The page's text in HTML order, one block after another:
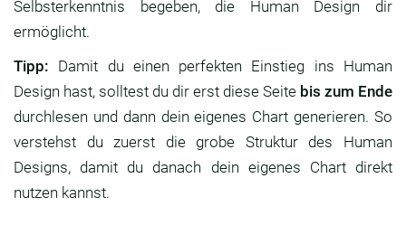
Selbsterkenntnis begeben, die Human Design dir
ermöglicht.
Tipp: Damit du einen perfekten Einstieg ins Human
Design hast, solltest du dir erst diese Seite bis zum Ende
durchlesen und dann dein eigenes Chart generieren. So
verstehst du zuerst die grobe Struktur des Human
Designs, damit du danach dein eigenes Chart direkt
nutzen kannst.